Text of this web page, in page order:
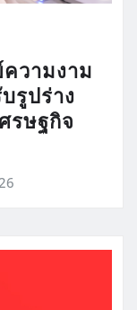
วามงาม
รูปร่าง
รษฐกิจ